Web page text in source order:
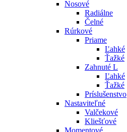
Nosové
Radiálne
Čelné
Rúrkové
Priame
Ľahké
Ťažké
Zahnuté L
Ľahké
Ťažké
Príslušenstvo
Nastaviteľné
Valčekové
Kliešťové
Momentové